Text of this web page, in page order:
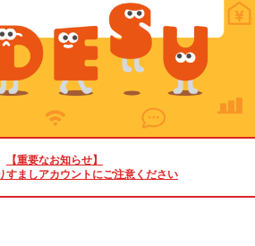
【重要なお知らせ】
すましアカウントにご注意ください